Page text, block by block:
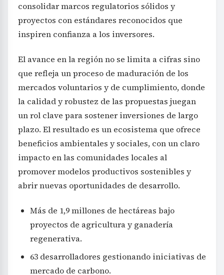
consolidar marcos regulatorios sólidos y
proyectos con estándares reconocidos que
inspiren confianza a los inversores.
El avance en la región no se limita a cifras sino
que refleja un proceso de maduración de los
mercados voluntarios y de cumplimiento, donde
la calidad y robustez de las propuestas juegan
un rol clave para sostener inversiones de largo
plazo. El resultado es un ecosistema que ofrece
beneficios ambientales y sociales, con un claro
impacto en las comunidades locales al
promover modelos productivos sostenibles y
abrir nuevas oportunidades de desarrollo.
Más de 1,9 millones de hectáreas bajo
proyectos de agricultura y ganadería
regenerativa.
63 desarrolladores gestionando iniciativas de
mercado de carbono.